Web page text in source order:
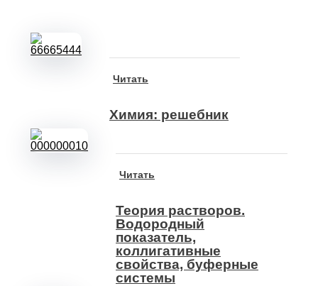
Химия: решебник
Читать
Теория растворов.
Водородный
показатель,
коллигативные
свойства, буферные
системы
Читать